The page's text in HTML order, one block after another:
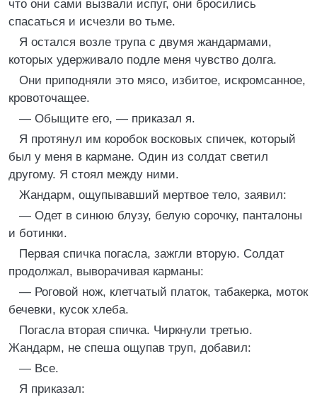
что они сами вызвали испуг, они бросились
спасаться и исчезли во тьме.
Я остался возле трупа с двумя жандармами,
которых удерживало подле меня чувство долга.
Они приподняли это мясо, избитое, искромсанное,
кровоточащее.
— Обыщите его, — приказал я.
Я протянул им коробок восковых спичек, который
был у меня в кармане. Один из солдат светил
другому. Я стоял между ними.
Жандарм, ощупывавший мертвое тело, заявил:
— Одет в синюю блузу, белую сорочку, панталоны
и ботинки.
Первая спичка погасла, зажгли вторую. Солдат
продолжал, выворачивая карманы:
— Роговой нож, клетчатый платок, табакерка, моток
бечевки, кусок хлеба.
Погасла вторая спичка. Чиркнули третью.
Жандарм, не спеша ощупав труп, добавил:
— Все.
Я приказал: